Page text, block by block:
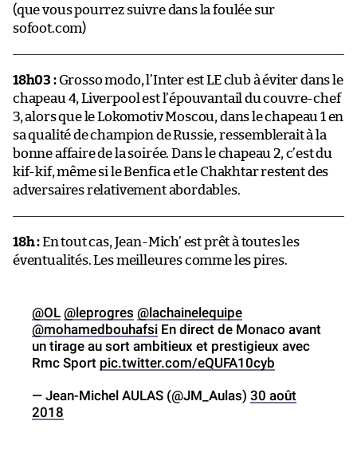
(que vous pourrez suivre dans la foulée sur
sofoot.com)
18h03 :Grosso modo, l’Inter est LE club à éviter dans le
chapeau 4, Liverpool est l’épouvantail du couvre-chef
3, alors que le Lokomotiv Moscou, dans le chapeau 1 en
sa qualité de champion de Russie, ressemblerait à la
bonne affaire de la soirée. Dans le chapeau 2, c’est du
kif-kif, même si le Benfica et le Chakhtar restent des
adversaires relativement abordables.
18h :En tout cas, Jean-Mich’ est prêt à toutes les
éventualités. Les meilleures comme les pires.
@OL @leprogres @lachainelequipe
@mohamedbouhafsi En direct de Monaco avant
un tirage au sort ambitieux et prestigieux avec
Rmc Sport pic.twitter.com/eQUFA10cyb
— Jean-Michel AULAS (@JM_Aulas) 30 août
2018